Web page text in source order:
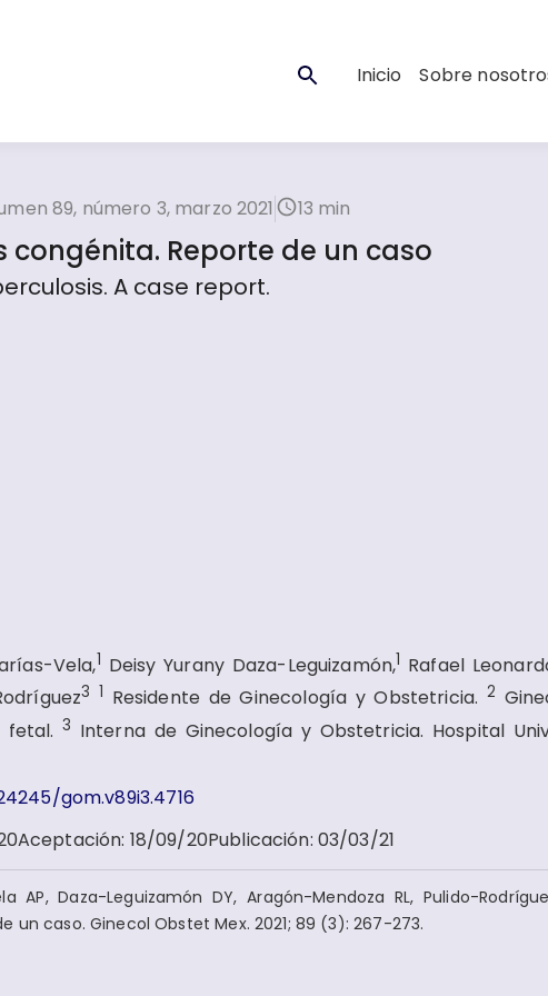
Inicio Sobre
89, número 3, marzo 2021 13 min
congénita. Reporte de un caso
A case report.
Vela,1 Deisy Yurany Daza-Leguizamón,1 Rafael
3 1 Residente de Ginecología y Obstetricia. 2
fetal.3 Interna de Ginecología y Obstetricia. Hospital
gom.v89i3.4716
Aceptación: 18/09/20Publicación: 03/03/21
AP, Daza-Leguizamón DY, Aragón-Mendoza RL, Pulido-
un caso. Ginecol Obstet Mex. 2021; 89 (3): 267-273.